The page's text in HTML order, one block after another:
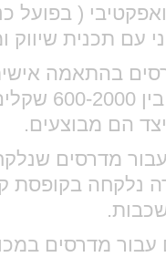
ואפקטיבי ( בפועל
עם תכנית שיווק
בהתאמה
הערכתנו נע
הם מבוצעים.
עבור מדרסים
נלקחה בקופסת
עבור מדרסים